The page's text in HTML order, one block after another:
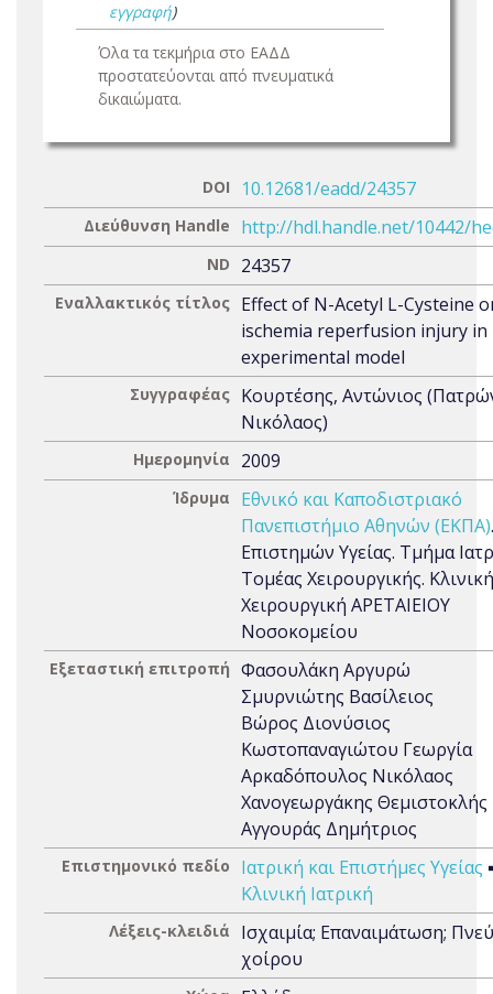
εγγραφή)
Όλα τα τεκμήρια στο ΕΑΔΔ
προστατεύονται από πνευματικά
δικαιώματα.
DOI 10.12681/eadd/24357
Διεύθυνση Handle http://hdl.handle.net/10442/
ND 24357
Εναλλακτικός τίτλος Effect of N-Acetyl L-Cysteine
ischemia reperfusion injury in
experimental model
Συγγραφέας Κουρτέσης, Αντώνιος
Νικόλαος)
Ημερομηνία 2009
Ίδρυμα
Εθνικό και Καποδιστριακό
Πανεπιστήμιο Αθηνών (ΕΚΠΑ)
Επιστημών Υγείας. Τμήμα
Τομέας Χειρουργικής.
Χειρουργική ΑΡΕΤΑΙΕΙΟΥ
Νοσοκομείου
Εξεταστική επιτροπή Φασουλάκη Αργυρώ
Σμυρνιώτης Βασίλειος
Βώρος Διονύσιος
Κωστοπαναγιώτου Γεωργία
Αρκαδόπουλος Νικόλαος
Χανογεωργάκης Θεμιστοκλής
Αγγουράς Δημήτριος
Επιστημονικό πεδίο Ιατρική και Επιστήμες Υγείας
Κλινική Ιατρική
Λέξεις-κλειδιά
Ισχαιμία; Επαναιμάτωση;
χοίρου